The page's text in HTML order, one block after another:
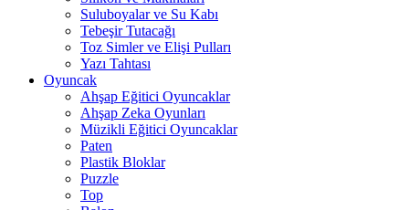
Suluboyalar ve Su Kabı
Tebeşir Tutacağı
Toz Simler ve Elişi Pulları
Yazı Tahtası
Oyuncak
Ahşap Eğitici Oyuncaklar
Ahşap Zeka Oyunları
Müzikli Eğitici Oyuncaklar
Paten
Plastik Bloklar
Puzzle
Top